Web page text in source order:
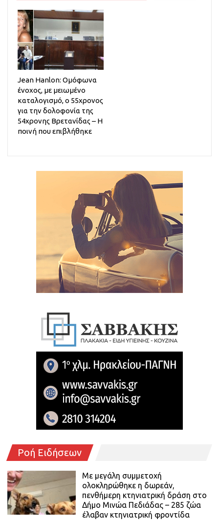
Jean Hanlon: Ομόφωνα
ένοχος, με μειωμένο
καταλογισμό, ο 55χρονος
για την δολοφονία της
54χρονης Βρετανίδας – Η
ποινή που επιβλήθηκε
Ροή Ειδήσεων
Με μεγάλη συμμετοχή
ολοκληρώθηκε η δωρεάν,
πενθήμερη κτηνιατρική δράση στο
Δήμο Μινώα Πεδιάδας – 285 ζώα
έλαβαν κτηνιατρική φροντίδα